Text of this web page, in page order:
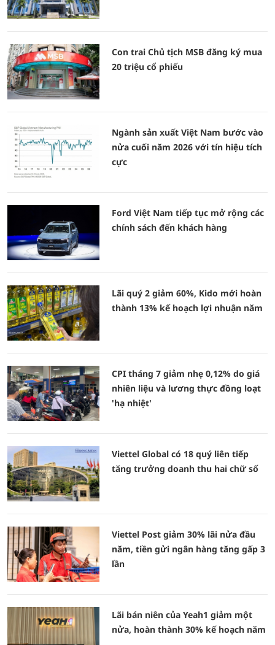
Con trai Chủ tịch MSB đăng ký mua
20 triệu cổ phiếu
Ngành sản xuất Việt Nam bước vào
nửa cuối năm 2026 với tín hiệu tích
cực
Ford Việt Nam tiếp tục mở rộng các
chính sách đến khách hàng
Lãi quý 2 giảm 60%, Kido mới hoàn
thành 13% kế hoạch lợi nhuận năm
CPI tháng 7 giảm nhẹ 0,12% do giá
nhiên liệu và lương thực đồng loạt
'hạ nhiệt'
Viettel Global có 18 quý liên tiếp
tăng trưởng doanh thu hai chữ số
Viettel Post giảm 30% lãi nửa đầu
năm, tiền gửi ngân hàng tăng gấp 3
lần
Lãi bán niên của Yeah1 giảm một
nửa, hoàn thành 30% kế hoạch năm